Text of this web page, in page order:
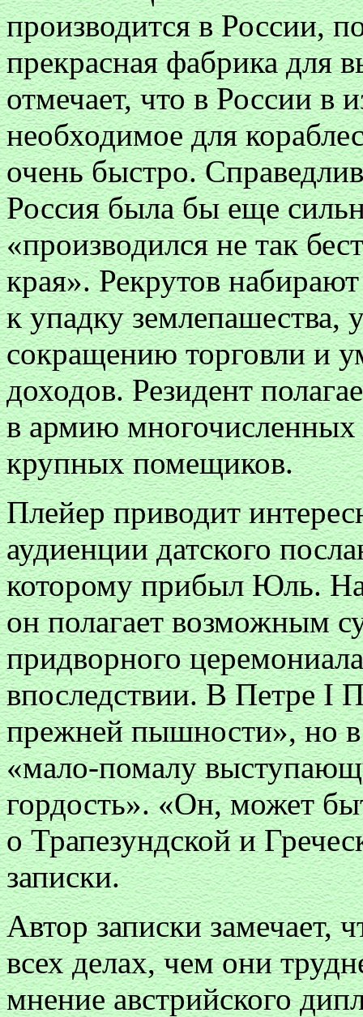
производится в России,
прекрасная фабрика для
отмечает, что в России в
необходимое для
очень быстро.
Россия была бы еще
«производился не так
края». Рекрутов
к упадку землепашества,
сокращению торговли и
доходов. Резидент
в армию
крупных помещиков.
Плейер приводит
аудиенции датского
которому прибыл Юль.
он полагает возможным
придворного
впоследствии. В Петре I
прежней пышности», но в
«мало-помалу
гордость». «Он, может
о Трапезундской и
записки.
Автор записки замечает,
всех делах, чем они
мнение австрийского